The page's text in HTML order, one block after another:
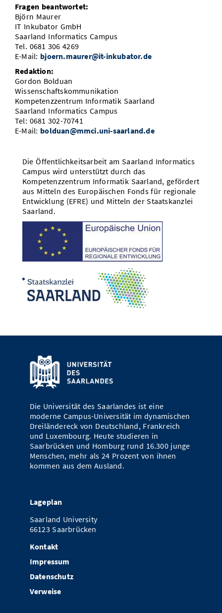
Fragen beantwortet:
Björn Maurer
IT Inkubator GmbH
Saarland Informatics Campus
Tel. 0681 306 4269
E-Mail: bjoern.maurer@it-inkubator.de
Redaktion:
Gordon Bolduan
Wissenschaftskommunikation
Kompetenzzentrum Informatik Saarland
Saarland Informatics Campus
Tel: 0681 302-70741
E-Mail: bolduan@mmci.uni-saarland.de
Die Öffentlichkeitsarbeit am Saarland Informatics
Campus wird unterstützt durch das
Kompetenzzentrum Informatik Saarland, gefördert
aus Mitteln des Europäischen Fonds für regionale
Entwicklung (EFRE) und Mitteln der Staatskanzlei
Saarland.
Die Universität des Saarlandes ist eine
moderne Campus-Universität im dynamischen
Dreiländereck von Deutschland, Frankreich
und Luxembourg. Heute studieren in
Saarbrücken und Homburg rund 16.300 junge
Menschen, mehr als 24 Prozent von ihnen
kommen aus dem Ausland.
Lageplan
Saarland University
66123 Saarbrücken
Kontakt
Impressum
Datenschutz
Verweise